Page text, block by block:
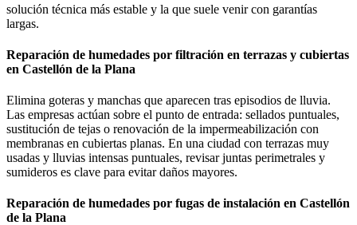
solución técnica más estable y la que suele venir con garantías
largas.
Reparación de humedades por filtración en terrazas y cubiertas
en Castellón de la Plana
Elimina goteras y manchas que aparecen tras episodios de lluvia.
Las empresas actúan sobre el punto de entrada: sellados puntuales,
sustitución de tejas o renovación de la impermeabilización con
membranas en cubiertas planas. En una ciudad con terrazas muy
usadas y lluvias intensas puntuales, revisar juntas perimetrales y
sumideros es clave para evitar daños mayores.
Reparación de humedades por fugas de instalación en Castellón
de la Plana